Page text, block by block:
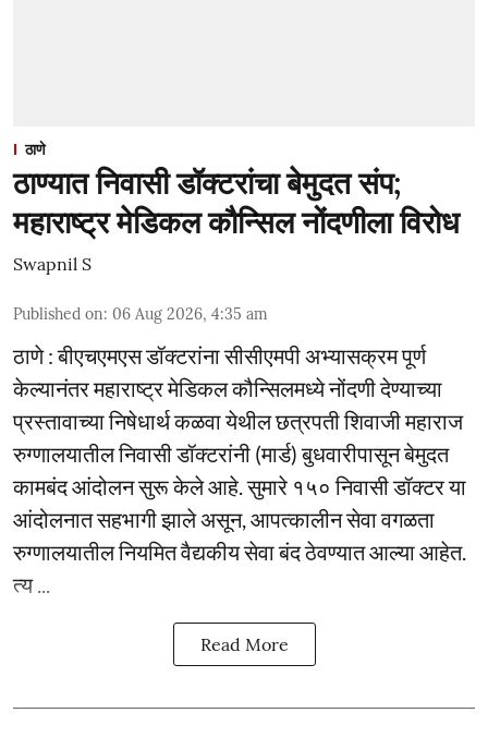
ठाणे
ठाण्यात निवासी डॉक्टरांचा बेमुदत संप;
महाराष्ट्र मेडिकल कौन्सिल नोंदणीला विरोध
Swapnil S
Published on: 06 Aug 2026, 4:35 am
ठाणे : बीएचएमएस डॉक्टरांना सीसीएमपी अभ्यासक्रम पूर्ण
केल्यानंतर महाराष्ट्र मेडिकल कौन्सिलमध्ये नोंदणी देण्याच्या
प्रस्तावाच्या निषेधार्थ कळवा येथील छत्रपती शिवाजी महाराज
रुग्णालयातील निवासी डॉक्टरांनी (मार्ड) बुधवारीपासून बेमुदत
कामबंद आंदोलन सुरू केले आहे. सुमारे १५० निवासी डॉक्टर या
आंदोलनात सहभागी झाले असून, आपत्कालीन सेवा वगळता
रुग्णालयातील नियमित वैद्यकीय सेवा बंद ठेवण्यात आल्या आहेत.
त्य ...
Read More